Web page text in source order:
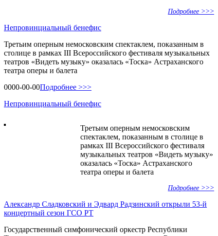
Подробнее >>>
Непровинциальный бенефис
Третьим оперным немосковским спектаклем, показанным в
столице в рамках III Всероссийского фестиваля музыкальных
театров «Видеть музыку» оказалась «Тоска» Астраханского
театра оперы и балета
0000-00-00Подробнее >>>
Непровинциальный бенефис
Третьим оперным немосковским
спектаклем, показанным в столице в
рамках III Всероссийского фестиваля
музыкальных театров «Видеть музыку»
оказалась «Тоска» Астраханского
театра оперы и балета
Подробнее >>>
Александр Сладковский и Эдвард Радзинский открыли 53-й
концертный сезон ГСО РТ
Государственный симфонический оркестр Республики